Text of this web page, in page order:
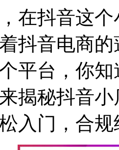
在抖音这
抖音电商
平台，你
揭秘抖音
入门，合规